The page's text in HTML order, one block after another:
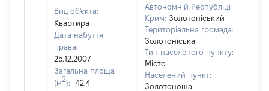
Вид об'єкта:
Квартира
Дата набуття
права:
25.12.2007
Загальна площа
(м2): 42.4
Автономній Республіці
Крим: Золотоніський
Територіальна громада:
Золотоніська
Тип населеного пункту:
Місто
Населений пункт:
Золотоноша